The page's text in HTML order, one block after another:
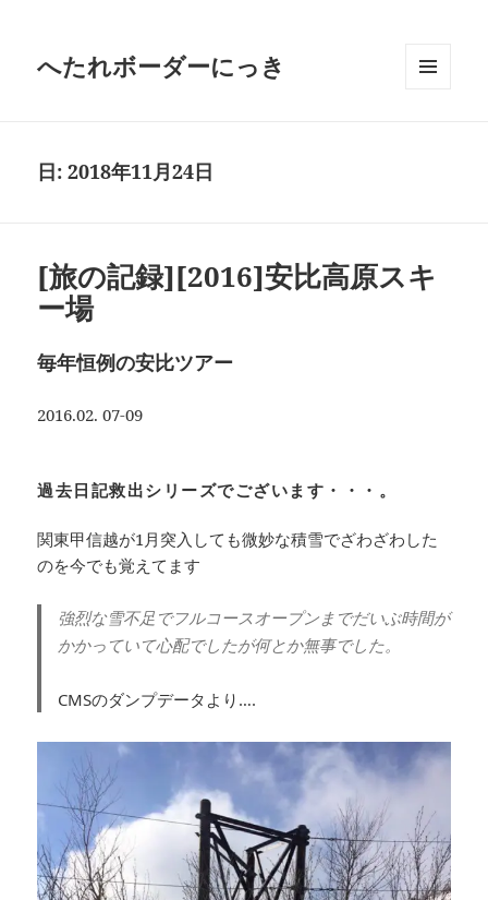
へたれボーダーにっき
日:2018年11月24日
[旅の記録][2016]安比高原スキ
ー場
毎年恒例の安比ツアー
2016.02. 07-09
過去日記救出シリーズでございます・・・。
関東甲信越が1月突入しても微妙な積雪でざわざわした
のを今でも覚えてます
強烈な雪不足でフルコースオープンまでだいぶ時間が
かかっていて心配でしたが何とか無事でした。
CMSのダンプデータより….